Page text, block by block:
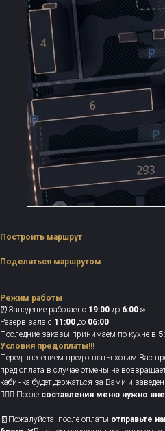
Построить маршрут
Поделиться маршрутом
Режим работы
⏰Заведение работает с 19:00 до 6:00☺️
Резерв зала с 11:00 до 06:00
Последние заказы принимаем по кухне в
Условия предоплаты!!!
Перед внесением пред.оплаты хотим Вас
пред.оплата в случае отмены не
кабинка будет держаться за Вами и
💁🏻‍♀️ После составления меню нужно
🧾Пожалуйста, после оплаты отправьте